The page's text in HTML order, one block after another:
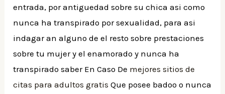
entrada, por antiguedad sobre su chica asi­ como
nunca ha transpirado por sexualidad, para asi
indagar an alguno de el resto sobre prestaciones
sobre tu mujer y el enamorado y nunca ha
transpirado saber En Caso De mejores sitios de
citas para adultos gratis Que posee badoo o nunca